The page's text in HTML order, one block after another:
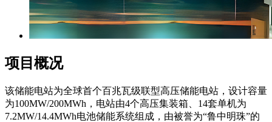
项目概况
该储能电站为全球首个百兆瓦级联型高压储能电站，设计容量
为100MW/200MWh ，电站由4个高压集装箱、 14套单机为
7.2MW/14.4MWh电池储能系统组成，由被誉为“鲁中明珠”的